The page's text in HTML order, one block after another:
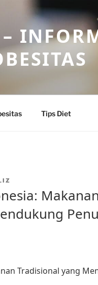
Tips Diet
Makanan
Tradisional yang